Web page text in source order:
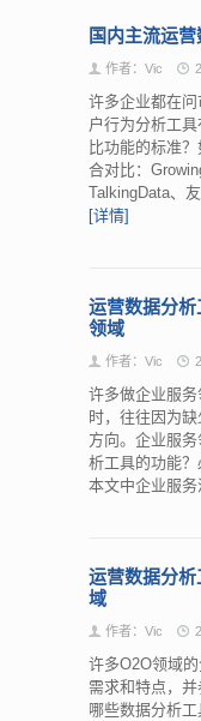
国内主流运
作者：Vic
许多企业都在
户行为分析工
比功能的标准
合对比：
TalkingData、
[详情]
运营数据分
领域
作者：Vic
许多做企业服
时，往往因为
方向。企业服
析工具的功能
本文中企业服
运营数据分
域
作者：Vic
许多O2O领域
需求和特点，
哪些数据分析